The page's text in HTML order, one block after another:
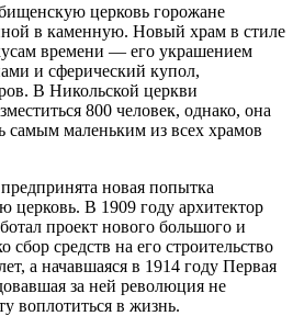
церковь горожане
в каменную. Новый храм в стиле
времени — его украшением
и сферический купол,
В Никольской церкви
800 человек, однако, она
самым маленьким из всех храмов
новая попытка
церковь. В 1909 году архитектор
проект нового большого и
сбор средств на его строительство
а начавшаяся в 1914 году Первая
за ней революция не
воплотиться в жизнь.